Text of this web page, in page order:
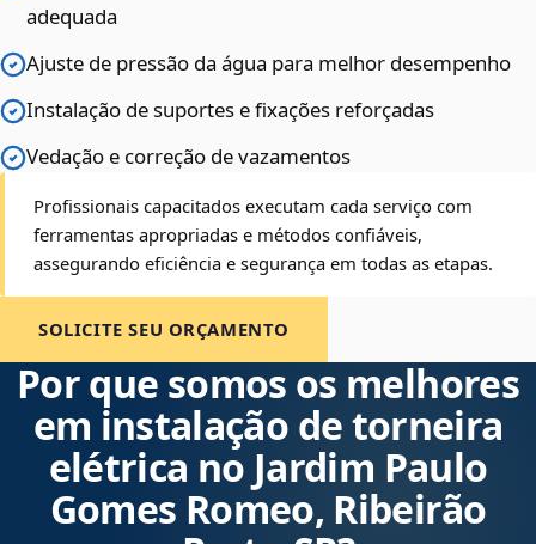
adequada
Ajuste de pressão da água para melhor desempenho
Instalação de suportes e fixações reforçadas
Vedação e correção de vazamentos
Profissionais capacitados executam cada serviço com
ferramentas apropriadas e métodos confiáveis,
assegurando eficiência e segurança em todas as etapas.
SOLICITE SEU ORÇAMENTO
Por que somos os melhores
em instalação de torneira
elétrica no Jardim Paulo
Gomes Romeo, Ribeirão